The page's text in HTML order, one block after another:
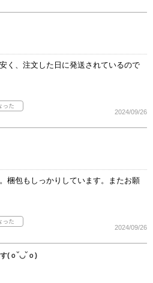
く、注文した日に発送されているので
2024/09/26
梱包もしっかりしています。またお願
2024/09/26
(ｏ˘◡˘ｏ)